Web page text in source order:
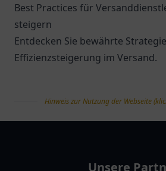
Best Practices für
steigern
Entdecken Sie bewährte
Effizienzsteigerung im Versand.
Hinweis zur Nutzung der Webseite
Unsere